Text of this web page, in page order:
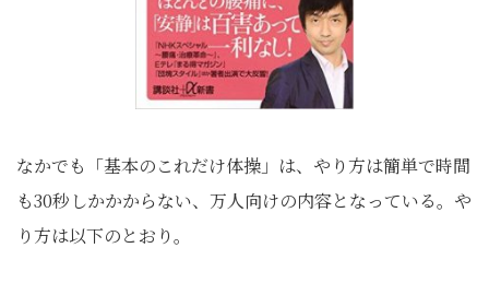
なかでも「基本のこれだけ体操」は、やり方は簡単で時間
も30秒しかかからない、万人向けの内容となっている。や
り方は以下のとおり。